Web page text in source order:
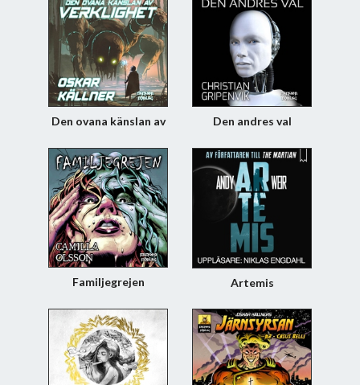
Den ovana känslan av
Den andres val
Familjegrejen Artemis